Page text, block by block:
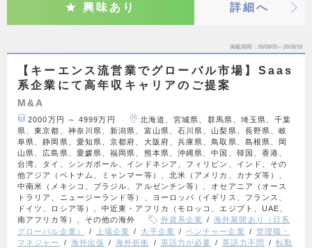
興味あり 詳細へ
掲載期間 26/08/05～26/08/18
【キーエンス流営業でグローバル市場】Saas
系企業にて高年収キャリアのご提案
M&A
2000万円 ～ 4999万円
北海道、宮城県、群馬県、埼玉県、千葉
県、東京都、神奈川県、新潟県、富山県、石川県、山梨県、長野県、岐
阜県、静岡県、愛知県、京都府、大阪府、兵庫県、鳥取県、島根県、岡
山県、広島県、愛媛県、福岡県、熊本県、沖縄県、中国、韓国、香港、
台湾、タイ、シンガポール、インドネシア、フィリピン、インド、その
他アジア（ベトナム、ミャンマー等）、北米（アメリカ、カナダ等）、
中南米（メキシコ、ブラジル、アルゼンチン等）、オセアニア（オース
トラリア、ニュージーランド等）、ヨーロッパ（イギリス、フランス、
ドイツ、ロシア等）、中近東・アフリカ（モロッコ、エジプト、UAE、
南アフリカ等）、その他の海外
外資系企業
海外展開あり（日系
グローバル企業）
上場企業 大手企業 ベンチャー企業
管理職・
マネジャー
海外出張 海外折衝 英語力が必要 英語力不問
転勤